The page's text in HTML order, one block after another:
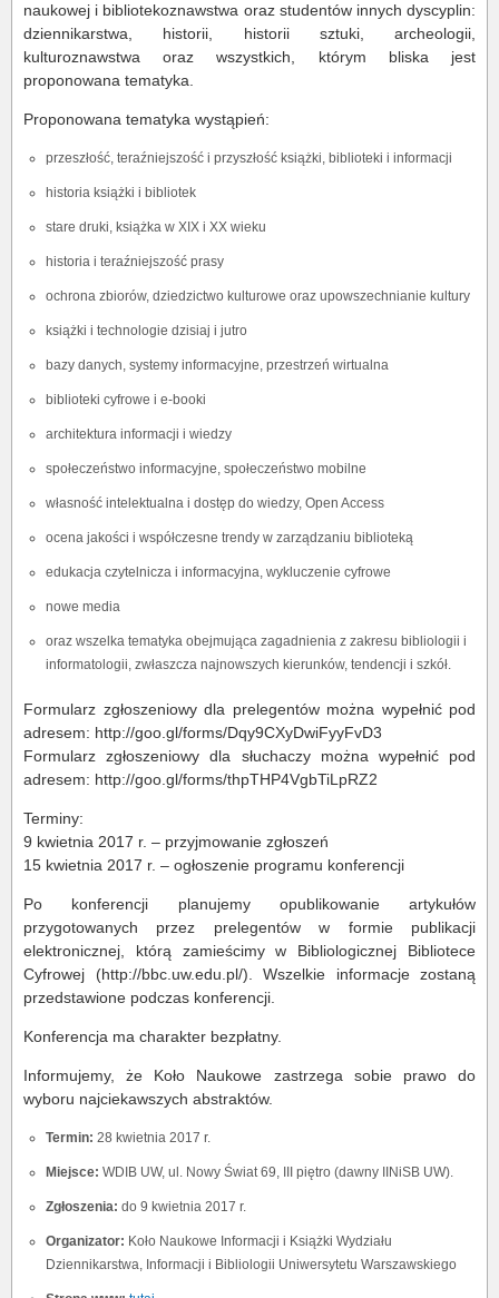
naukowej i bibliotekoznawstwa oraz studentów innych dyscyplin:
dziennikarstwa, historii, historii sztuki, archeologii,
kulturoznawstwa oraz wszystkich, którym bliska jest
proponowana tematyka.
Proponowana tematyka wystąpień:
przeszłość, teraźniejszość i przyszłość książki, biblioteki i informacji
historia książki i bibliotek
stare druki, książka w XIX i XX wieku
historia i teraźniejszość prasy
ochrona zbiorów, dziedzictwo kulturowe oraz upowszechnianie kultury
książki i technologie dzisiaj i jutro
bazy danych, systemy informacyjne, przestrzeń wirtualna
biblioteki cyfrowe i e-booki
architektura informacji i wiedzy
społeczeństwo informacyjne, społeczeństwo mobilne
własność intelektualna i dostęp do wiedzy, Open Access
ocena jakości i współczesne trendy w zarządzaniu biblioteką
edukacja czytelnicza i informacyjna, wykluczenie cyfrowe
nowe media
oraz wszelka tematyka obejmująca zagadnienia z zakresu bibliologii i
informatologii, zwłaszcza najnowszych kierunków, tendencji i szkół.
Formularz zgłoszeniowy dla prelegentów można wypełnić pod
adresem: http://goo.gl/forms/Dqy9CXyDwiFyyFvD3
Formularz zgłoszeniowy dla słuchaczy można wypełnić pod
adresem: http://goo.gl/forms/thpTHP4VgbTiLpRZ2
Terminy:
9 kwietnia 2017 r. – przyjmowanie zgłoszeń
15 kwietnia 2017 r. – ogłoszenie programu konferencji
Po konferencji planujemy opublikowanie artykułów
przygotowanych przez prelegentów w formie publikacji
elektronicznej, którą zamieścimy w Bibliologicznej Bibliotece
Cyfrowej (http://bbc.uw.edu.pl/). Wszelkie informacje zostaną
przedstawione podczas konferencji.
Konferencja ma charakter bezpłatny.
Informujemy, że Koło Naukowe zastrzega sobie prawo do
wyboru najciekawszych abstraktów.
Termin: 28 kwietnia 2017 r.
Miejsce: WDIB UW, ul. Nowy Świat 69, III piętro (dawny IINiSB UW).
Zgłoszenia: do 9 kwietnia 2017 r.
Organizator: Koło Naukowe Informacji i Książki Wydziału
Dziennikarstwa, Informacji i Bibliologii Uniwersytetu Warszawskiego